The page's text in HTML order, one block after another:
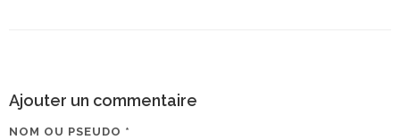
Ajouter un commentaire
NOM OU PSEUDO *